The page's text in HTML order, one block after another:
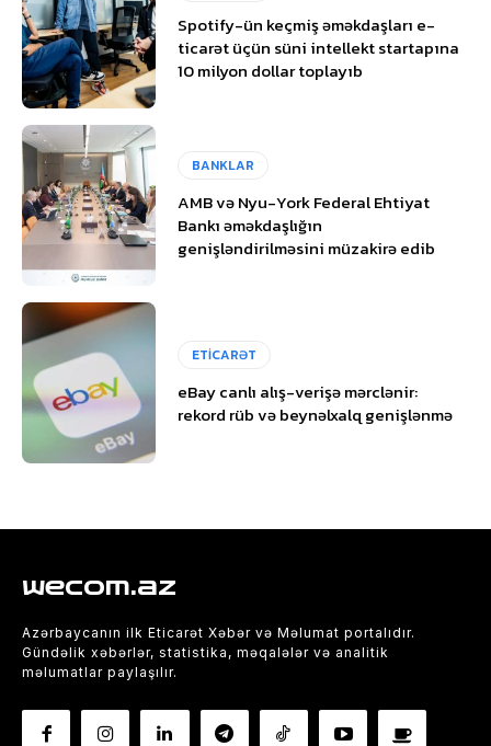
Spotify-ün keçmiş əməkdaşları e-
ticarət üçün süni intellekt startapına
10 milyon dollar toplayıb
BANKLAR
AMB və Nyu-York Federal Ehtiyat
Bankı əməkdaşlığın
genişləndirilməsini müzakirə edib
ETİCARƏT
eBay canlı alış-verişə mərclənir:
rekord rüb və beynəlxalq genişlənmə
wecom.az
Azərbaycanın ilk Eticarət Xəbər və Məlumat portalıdır.
Gündəlik xəbərlər, statistika, məqalələr və analitik
məlumatlar paylaşılır.